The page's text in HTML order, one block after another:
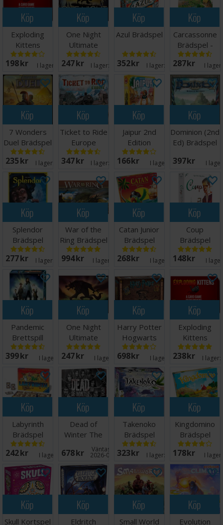
Köp
Exploding
Kittens
Kortspel -
Svensk
198 SEK I lager: 13
Köp
One Night
Ultimate
Werewolf
Brädspel
247 SEK I lager: 20+
Köp
Azul Brädspel
352 SEK I lager: 20+
Köp
Carcassonne
Brädspel -
Svensk
287 SEK I
Köp
7 Wonders
Duel Brädspel
- Svensk
235 SEK I lager: 20+
Köp
Ticket to Ride
Europe
Brädspel
347 SEK I lager: 20+
Köp
Jaipur 2nd
Edition
Brädspel
166 SEK I lager: 1
Köp
Dominion (2nd
Ed) Brädspel
397 SEK I
Köp
Splendor
Brädspel
277 SEK I lager: 20+
Köp
War of the
Ring Brädspel
994 SEK I lager: 11
Köp
Catan Junior
Brädspel
268 SEK I lager:
Köp
Coup
Brädspel
148 SEK I
Köp
Pandemic
Brettspill
399 SEK I lager: 8
Köp
One Night
Ultimate
Werewolf
Daybreak Exp
247 SEK I lager: 5
Köp
Harry Potter
Hogwarts
Battle
Brädspel
698 SEK I lager: 5
Köp
Exploding
Kittens
Kortspel
Engelsk
238 SEK I lager:
Köp
Labyrinth
Brädspel
242 SEK I lager: 5
Köp
Dead of
Winter The
Long Night
Brädspel
678 SEK Väntas in:
2026-09-30
Köp
Takenoko
Brädspel
323 SEK I lager: 20+
Köp
Kingdomino
Brädspel
178 SEK I
Köp
Skull Kortspel
Köp
Eldritch
Köp
Small World
Köp
Evolution